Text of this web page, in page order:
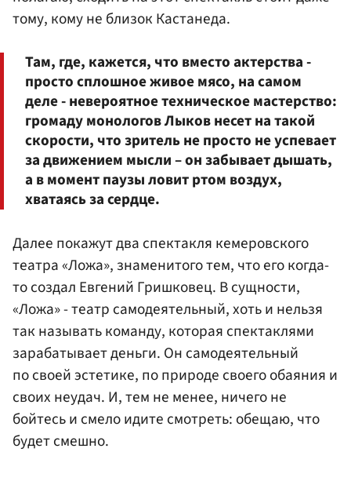
тому, кому не близок Кастанеда.
Там, где, кажется, что вместо актерства -
просто сплошное живое мясо, на самом
деле - невероятное техническое мастерство:
громаду монологов Лыков несет на такой
скорости, что зритель не просто не успевает
за движением мысли – он забывает дышать,
а в момент паузы ловит ртом воздух,
хватаясь за сердце.
Далее покажут два спектакля кемеровского
театра «Ложа», знаменитого тем, что его когда-
то создал Евгений Гришковец. В сущности,
«Ложа» - театр самодеятельный, хоть и нельзя
так называть команду, которая спектаклями
зарабатывает деньги. Он самодеятельный
по своей эстетике, по природе своего обаяния и
своих неудач. И, тем не менее, ничего не
бойтесь и смело идите смотреть: обещаю, что
будет смешно.